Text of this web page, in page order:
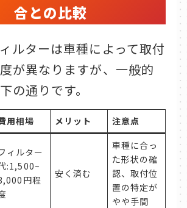
合との比較
ルターは車種によって取付
が異なりますが、一般的
の通りです。
用相場 メリット 注意点
ィルター
:1,500~
円程
安く済む
車種に合っ
た形状の確
認、取付位
置の特定が
やや手間